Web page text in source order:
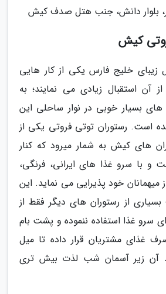
بلوار دانش، جنب هتل صدف کیش
کیش
خلیج فارس یکی از کار هایی
آن استقبال زیادی می نمایند؛ به
بسیار خوبی در نوار ساحلی این
است. رستوران توتی فروتی یکی از
های کیش به شمار میرود که کنار
با سرو غذا های ایرانی، فرنگی،
خود پذیرایی می نماید. این
بسیاری از رستوران های دیگر فقط از
سرو غذا استفاده ننموده و پشت بام
غذای مشتریان قرار داده تا میل
آن زیر آسمان شب لذت بیش تری